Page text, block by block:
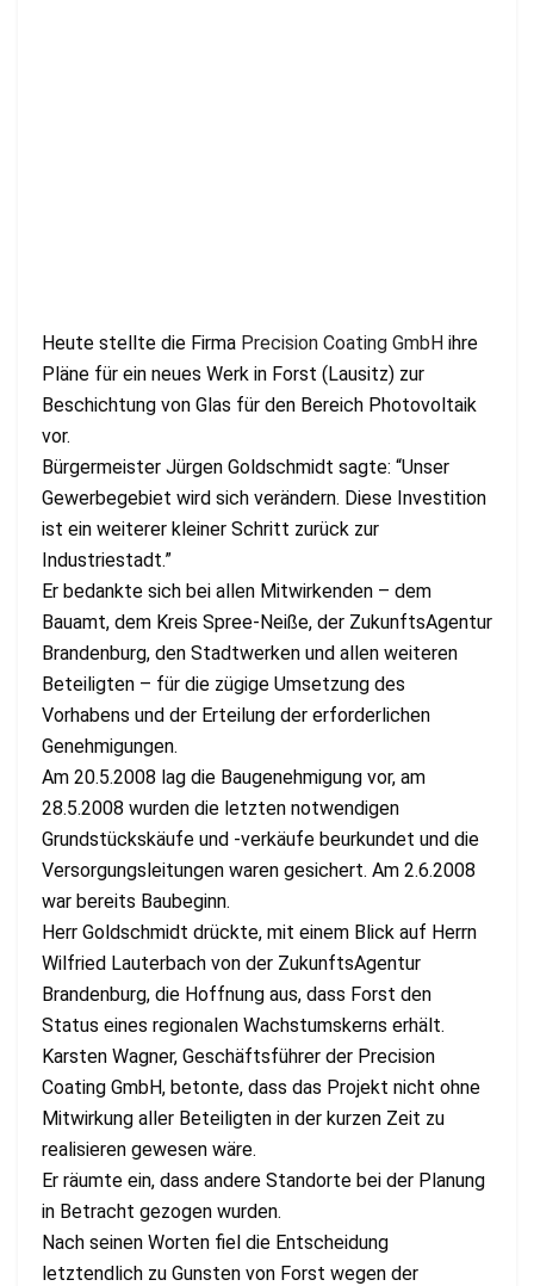
Heute stellte die Firma Precision Coating GmbH ihre
Pläne für ein neues Werk in Forst (Lausitz) zur
Beschichtung von Glas für den Bereich Photovoltaik
vor.
Bürgermeister Jürgen Goldschmidt sagte: “Unser
Gewerbegebiet wird sich verändern. Diese Investition
ist ein weiterer kleiner Schritt zurück zur
Industriestadt.”
Er bedankte sich bei allen Mitwirkenden – dem
Bauamt, dem Kreis Spree-Neiße, der ZukunftsAgentur
Brandenburg, den Stadtwerken und allen weiteren
Beteiligten – für die zügige Umsetzung des
Vorhabens und der Erteilung der erforderlichen
Genehmigungen.
Am 20.5.2008 lag die Baugenehmigung vor, am
28.5.2008 wurden die letzten notwendigen
Grundstückskäufe und -verkäufe beurkundet und die
Versorgungsleitungen waren gesichert. Am 2.6.2008
war bereits Baubeginn.
Herr Goldschmidt drückte, mit einem Blick auf Herrn
Wilfried Lauterbach von der ZukunftsAgentur
Brandenburg, die Hoffnung aus, dass Forst den
Status eines regionalen Wachstumskerns erhält.
Karsten Wagner, Geschäftsführer der Precision
Coating GmbH, betonte, dass das Projekt nicht ohne
Mitwirkung aller Beteiligten in der kurzen Zeit zu
realisieren gewesen wäre.
Er räumte ein, dass andere Standorte bei der Planung
in Betracht gezogen wurden.
Nach seinen Worten fiel die Entscheidung
letztendlich zu Gunsten von Forst wegen der